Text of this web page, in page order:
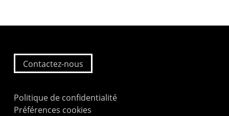
Contactez-nous
Politique de confidentialité
Préférences cookies